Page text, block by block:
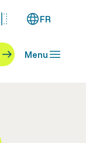
FR
Menu